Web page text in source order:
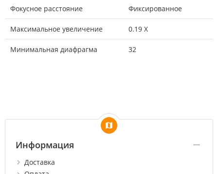
Фокусное расстояние Фиксированное
Максимальное увеличение 0.19 X
Минимальная диафрагма 32
Информация
Доставка